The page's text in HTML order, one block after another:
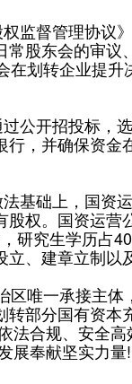
监督管理协议
常股东会的审议
在划转企业提升
公开招投标，
行，并确保资金
基础上，国资
股权。国资运营
研究生学历占
立、建章立制以
区唯一承接主体
转部分国有资本
法合规、安全高
展奉献坚实力量!